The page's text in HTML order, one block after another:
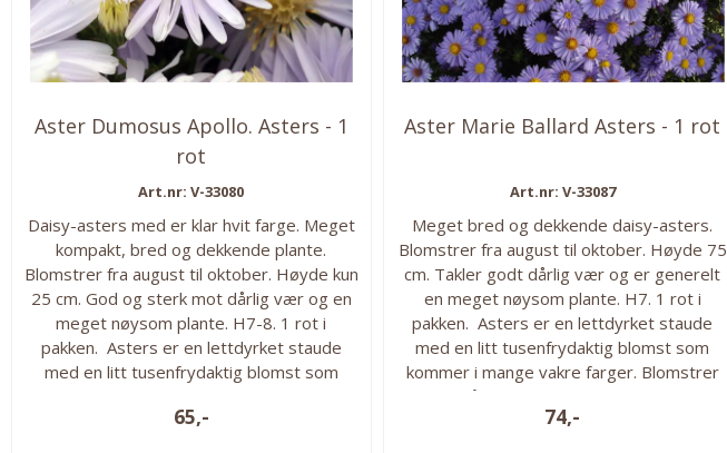
Aster Dumosus Apollo. Asters - 1
rot
Art.nr: V-33080
Daisy-asters med er klar hvit farge. Meget
kompakt, bred og dekkende plante.
Blomstrer fra august til oktober. Høyde kun
25 cm. God og sterk mot dårlig vær og en
meget nøysom plante. H7-8. 1 rot i
pakken. Asters er en lettdyrket staude
med en litt tusenfrydaktig blomst som
sent på sommeren og helt til frosten
65,-
Aster Marie Ballard Asters - 1 rot
Art.nr: V-33087
Meget bred og dekkende daisy-asters.
Blomstrer fra august til oktober. Høyde 75
cm. Takler godt dårlig vær og er generelt
en meget nøysom plante. H7. 1 rot i
pakken. Asters er en lettdyrket staude
med en litt tusenfrydaktig blomst som
kommer i mange vakre farger. Blomstrer
sent på sommeren og helt til frosten
kommer. Perfekt til snitt. Hardfør i det
74,-